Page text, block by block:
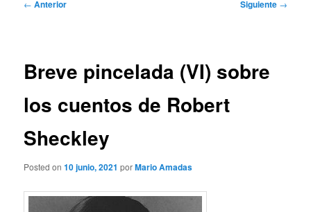
← Anterior Siguiente →
Breve pincelada (VI) sobre
los cuentos de Robert
Sheckley
Posted on10 junio, 2021 porMario Amadas